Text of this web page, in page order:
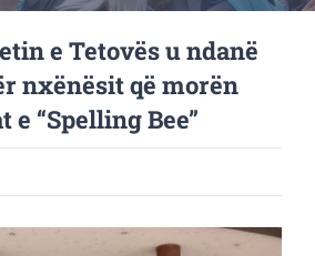
e Tetovës u ndanë
nxënësit që morën
e “Spelling Bee”